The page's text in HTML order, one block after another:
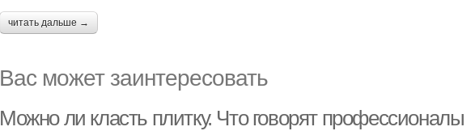
читать дальше →
Вас может заинтересовать
Можно ли класть плитку. Что говорят профессионалы